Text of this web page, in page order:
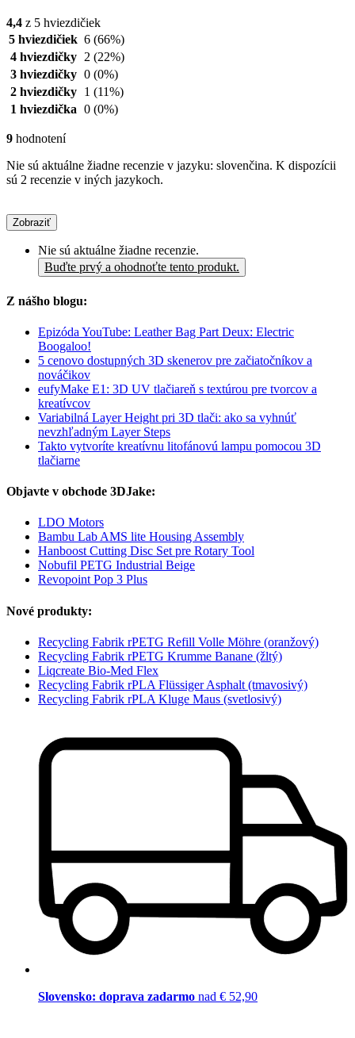
4,4 z 5 hviezdičiek
5 hviezdičiek 6 (66%)
4 hviezdičky
2 (22%)
3 hviezdičky 0 (0%)
2 hviezdičky
1 (11%)
1 hviezdička 0 (0%)
9 hodnotení
Nie sú aktuálne žiadne recenzie v jazyku: slovenčina. K dispozícii
sú 2 recenzie v iných jazykoch.
Zobraziť
Nie sú aktuálne žiadne recenzie.
Buďte prvý a ohodnoťte tento produkt.
Z nášho blogu:
Epizóda YouTube: Leather Bag Part Deux: Electric
Boogaloo!
5 cenovo dostupných 3D skenerov pre začiatočníkov a
nováčikov
eufyMake E1: 3D UV tlačiareň s textúrou pre tvorcov a
kreatívcov
Variabilná Layer Height pri 3D tlači: ako sa vyhnúť
nevzhľadným Layer Steps
Takto vytvoríte kreatívnu litofánovú lampu pomocou 3D
tlačiarne
Objavte v obchode 3DJake:
LDO Motors
Bambu Lab AMS lite Housing Assembly
Hanboost Cutting Disc Set pre Rotary Tool
Nobufil PETG Industrial Beige
Revopoint Pop 3 Plus
Nové produkty:
Recycling Fabrik rPETG Refill Volle Möhre (oranžový)
Recycling Fabrik rPETG Krumme Banane (žltý)
Liqcreate Bio-Med Flex
Recycling Fabrik rPLA Flüssiger Asphalt (tmavosivý)
Recycling Fabrik rPLA Kluge Maus (svetlosivý)
Slovensko: doprava zadarmo nad € 52,90